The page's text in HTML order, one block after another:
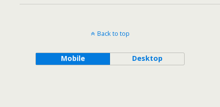
Back to top
Mobile Desktop